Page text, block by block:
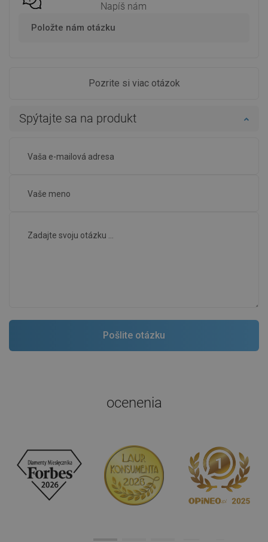
Napíš nám
Položte nám otázku
Pozrite si viac otázok
Spýtajte sa na produkt
ocenenia